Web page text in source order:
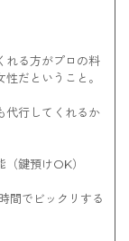
れる方がプロの料
だということ。
代行してくれるか
鍵預けOK）
間でビックリする